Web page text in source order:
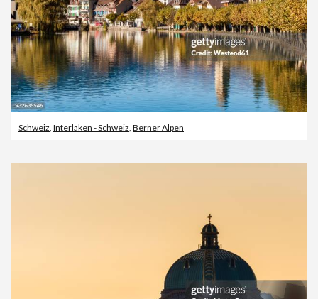
Schweiz, Interlaken - Schweiz, Berner Alpen